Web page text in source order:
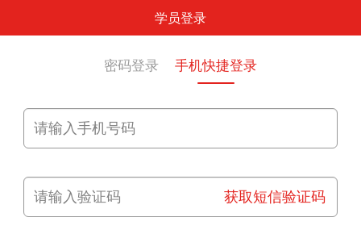
学员登录
密码登录 手机快捷登录
获取短信验证码